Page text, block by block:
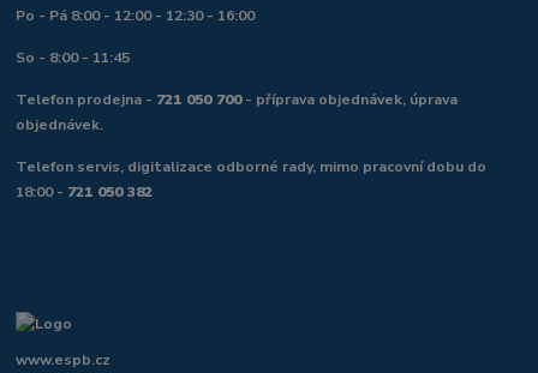
Po - Pá 8:00 - 12:00 - 12:30 - 16:00
So - 8:00 - 11:45
Telefon prodejna - 721 050 700- příprava objednávek, úprava
objednávek.
Telefon servis, digitalizace odborné rady, mimo pracovní dobu do
18:00 - 721 050 382
www.espb.cz